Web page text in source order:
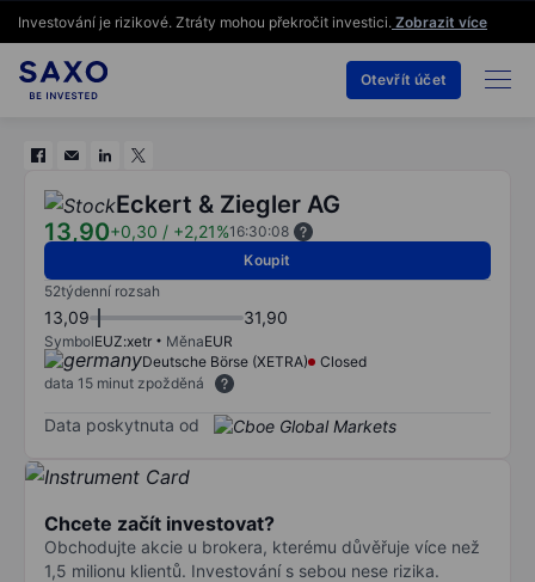
Investování je rizikové. Ztráty mohou překročit investici. Zobrazit více
Otevřít účet
Eckert & Ziegler AG
13,90+0,30 / +2,21%16:30:08
Koupit
52týdenní rozsah
13,09 31,90
SymbolEUZ:xetr MěnaEUR
Deutsche Börse (XETRA)
Closed
data 15 minut zpožděná
Data poskytnuta od
Chcete začít investovat?
Obchodujte akcie u brokera, kterému důvěřuje více než
1,5 milionu klientů. Investování s sebou nese rizika.